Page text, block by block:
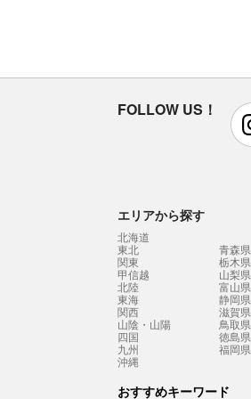
FOLLOW US！
エリアから探す
北海道
東北
青森県
関東
栃木県
甲信越
山梨県
北陸
富山県
東海
静岡県
関西
滋賀県
山陰・山陽
鳥取県
四国
徳島県
九州
福岡県
沖縄
おすすめキーワード